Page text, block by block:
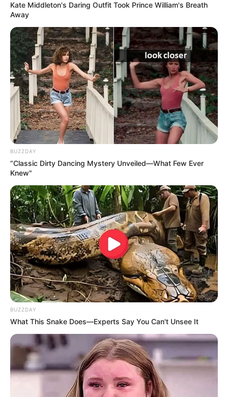
Kate Middleton's Daring Outfit Took Prince William's Breath
Away
BUZZDAY
“Classic Dirty Dancing Mystery Unveiled—What Few Ever
Knew"
BUZZDAY
What This Snake Does—Experts Say You Can't Unsee It